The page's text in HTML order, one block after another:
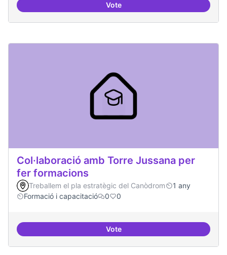
VoteSensibilització FLOSS
Col·laboració amb Torre Jussana per
fer formacions
Treballem el pla estratègic del Canòdrom
1 any
Formació i capacitació
0 0
VoteCol·laboració amb Torre